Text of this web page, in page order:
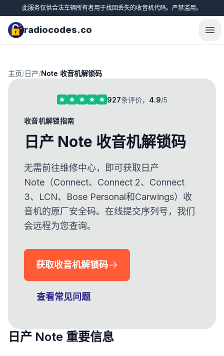
此服务仅供合法车辆所有者用于找回丢失的收音机代码。严禁滥用。
radiocodes.co
主页/日产/Note 收音机解锁码
927条评价， 4.9/5
收音机解锁指南
日产 Note 收音机解锁码
无需前往维修中心，即可获取日产
Note（Connect、Connect 2、Connect
3、LCN、Bose Personal和Carwings）收
音机的原厂安全码。在线提交序列号，我们
会远程为您查询。
获取收音机解锁码
查看常见问题
日产 Note 重要信息